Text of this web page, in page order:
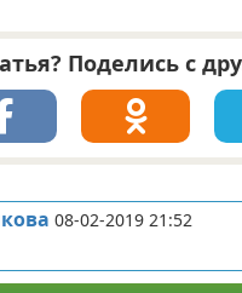
Поделись с
08-02-2019 21:52